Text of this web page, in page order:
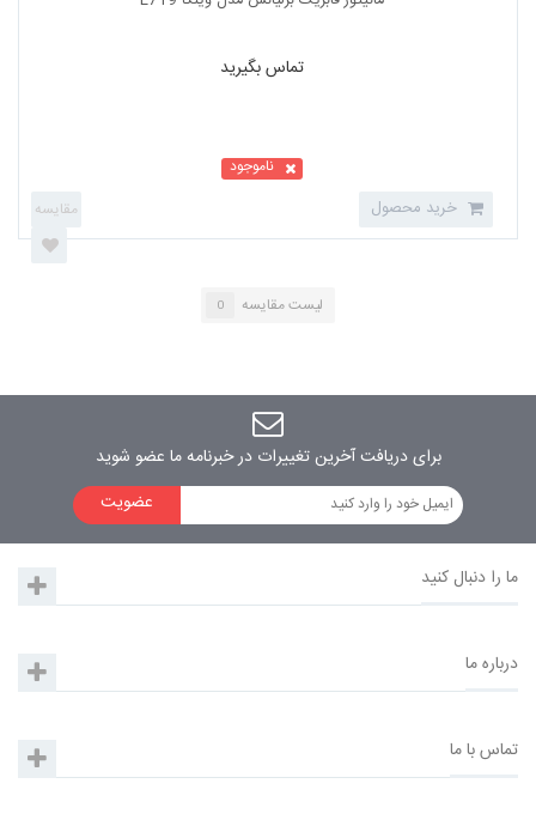
مانیتور فابریک برلیانس مدل وینکا L719
تماس بگیرید
ناموجود
خرید محصول
لیست مقایسه 0
برای دریافت آخرین تغییرات در خبرنامه ما عضو شوید
عضویت
ما را دنبال کنید
درباره ما
تماس با ما